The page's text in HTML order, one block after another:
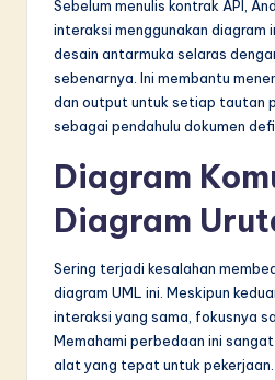
Sebelum menulis kontrak API,
interaksi menggunakan diagram
desain antarmuka selaras
sebenarnya. Ini membantu
dan output untuk setiap tautan
sebagai pendahulu dokumen
Diagram
Diagram
Sering terjadi kesalahan
diagram UML ini. Meskipun
interaksi yang sama, fokusnya
Memahami perbedaan ini
alat yang tepat untuk pekerjaan.